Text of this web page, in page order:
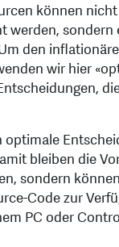
können
werden,
den
wir hier
bleiben die
sondern
Code zur
PC oder